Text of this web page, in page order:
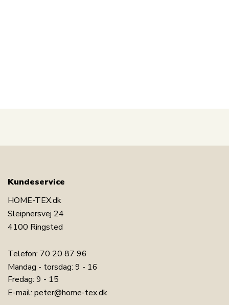
Nordstrand Home – Så føler du dig hjemme!
Kundeservice
HOME-TEX.dk
Sleipnersvej 24
4100 Ringsted
Telefon: 70 20 87 96
Mandag - torsdag: 9 - 16
Fredag: 9 - 15
E-mail: peter@home-tex.dk